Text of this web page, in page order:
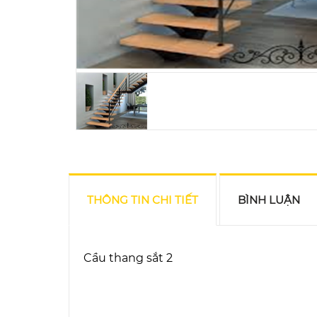
THÔNG TIN CHI TIẾT BÌNH LUẬN
Cầu thang sắt 2